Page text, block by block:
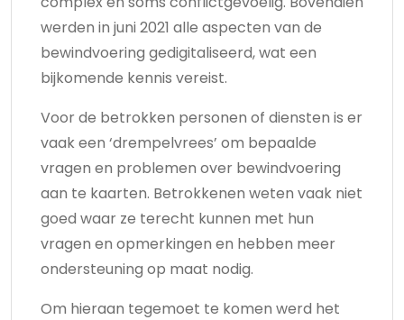
werden in juni 2021 alle aspecten van de
bewindvoering gedigitaliseerd, wat een
bijkomende kennis vereist.
Voor de betrokken personen of diensten is er
vaak een ‘drempelvrees’ om bepaalde
vragen en problemen over bewindvoering
aan te kaarten. Betrokkenen weten vaak niet
goed waar ze terecht kunnen met hun
vragen en opmerkingen en hebben meer
ondersteuning op maat nodig.
Om hieraan tegemoet te komen werd het